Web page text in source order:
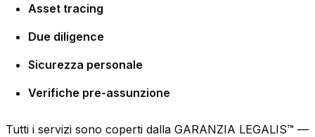
Asset tracing
Due diligence
Sicurezza personale
Verifiche pre-assunzione
Tutti i servizi sono coperti dalla GARANZIA LEGALIS™ —